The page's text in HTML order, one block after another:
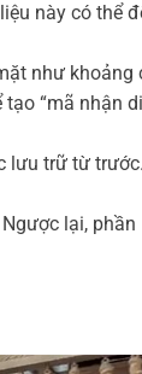
này có thể
như khoảng
“mã nhận
lưu trữ từ
lại, phần